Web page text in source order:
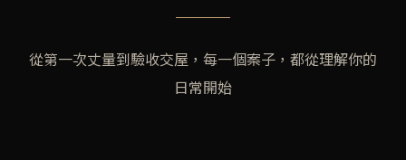
從第一次丈量到驗收交屋，每一個案子，都從理解你的
日常開始